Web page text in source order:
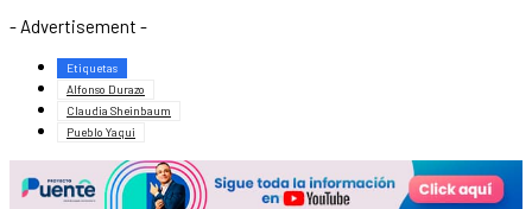
- Advertisement -
Etiquetas
Alfonso Durazo
Claudia Sheinbaum
Pueblo Yaqui